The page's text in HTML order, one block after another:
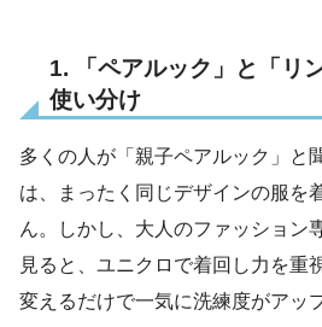
1. 「ペアルック」と「リ
使い分け
多くの人が「親子ペアルック」と
は、まったく同じデザインの服を
ん。しかし、大人のファッション
見ると、ユニクロで着回し力を重
変えるだけで一気に洗練度がアッ